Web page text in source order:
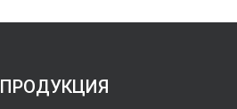
ПРОДУКЦИЯ